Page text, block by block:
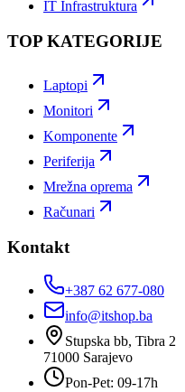
IT Infrastruktura
TOP KATEGORIJE
Laptopi
Monitori
Komponente
Periferija
Mrežna oprema
Računari
Kontakt
+387 62 677-080
info@itshop.ba
Stupska bb, Tibra 2
71000 Sarajevo
Pon-Pet: 09-17h